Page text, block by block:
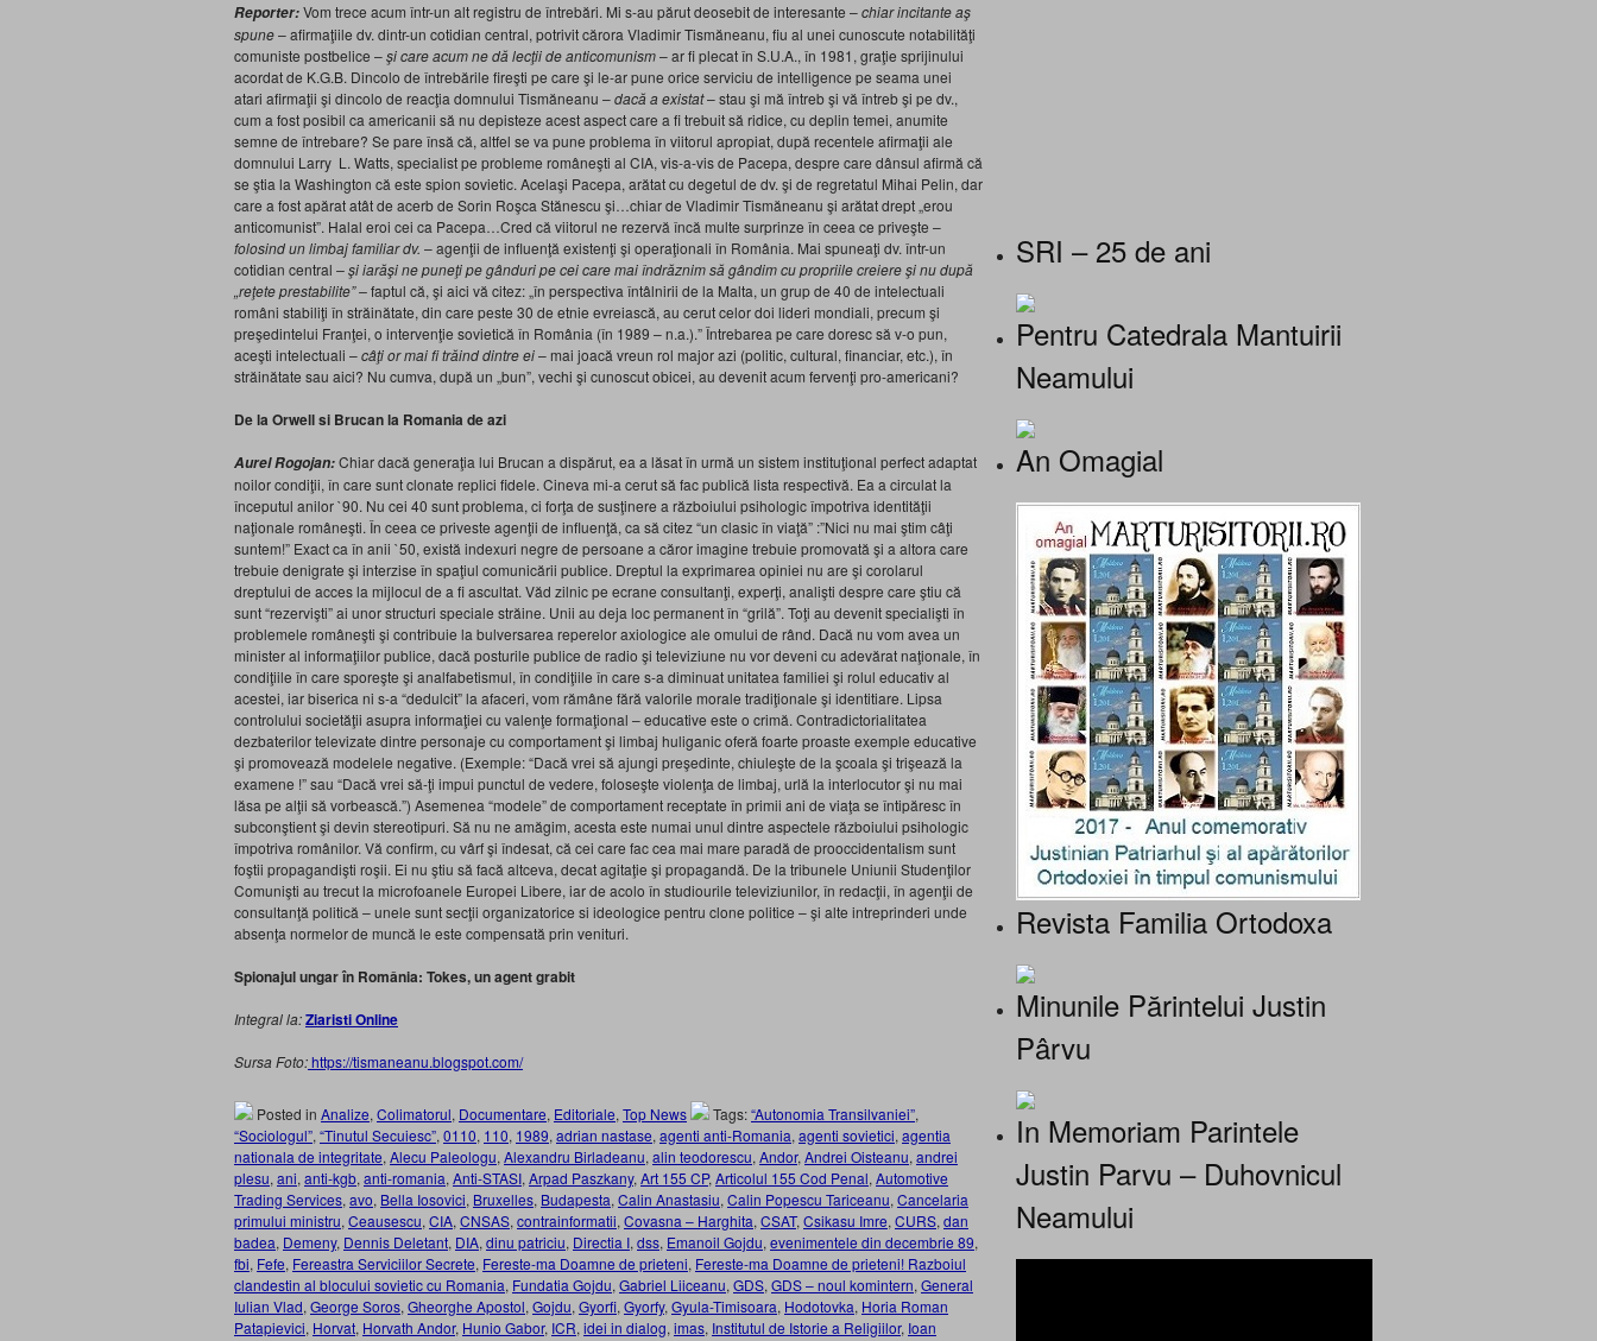
Reporter:Vom trece acum într-un alt registru de întrebări. Mi s-au părut deosebit de interesante –chiar incitante aş
spune– afirmaţiile dv. dintr-un cotidian central, potrivit cărora Vladimir Tismăneanu, fiu al unei cunoscute notabilităţi
comuniste postbelice –şi care acum ne dă lecţii de anticomunism– ar fi plecat în S.U.A., în 1981, graţie sprijinului
acordat de K.G.B. Dincolo de întrebările fireşti pe care şi le-ar pune orice serviciu de intelligence pe seama unei
atari afirmaţii şi dincolo de reacţia domnului Tismăneanu –dacă a existat– stau şi mă întreb şi vă întreb şi pe dv.,
cum a fost posibil ca americanii să nu depisteze acest aspect care a fi trebuit să ridice, cu deplin temei, anumite
semne de întrebare? Se pare însă că, altfel se va pune problema în viitorul apropiat, după recentele afirmaţii ale
domnului Larry L. Watts, specialist pe probleme româneşti al CIA, vis-a-vis de Pacepa, despre care dânsul afirmă că
se ştia la Washington că este spion sovietic. Acelaşi Pacepa, arătat cu degetul de dv. şi de regretatul Mihai Pelin, dar
care a fost apărat atât de acerb de Sorin Roşca Stănescu şi…chiar de Vladimir Tismăneanu şi arătat drept „erou
anticomunist”. Halal eroi cei ca Pacepa…Cred că viitorul ne rezervă încă multe surprinze în ceea ce priveşte –
folosind un limbaj familiar dv. – agenţii de influenţă existenţi şi operaţionali în România. Mai spuneaţi dv. într-un
cotidian central – şi iarăşi ne puneţi pe gânduri pe cei care mai îndrăznim să gândim cu propriile creiere şi nu după
„reţete prestabilite” –faptul că, şi aici vă citez: „în perspectiva întâlnirii de la Malta, un grup de 40 de intelectuali
români stabiliţi în străinătate, din care peste 30 de etnie evreiască, au cerut celor doi lideri mondiali, precum şi
preşedintelui Franţei, o intervenţie sovietică în România (în 1989 – n.a.).” Întrebarea pe care doresc să v-o pun,
aceşti intelectuali –câţi or mai fi trăind dintre ei– mai joacă vreun rol major azi (politic, cultural, financiar, etc.), în
străinătate sau aici? Nu cumva, după un „bun”, vechi şi cunoscut obicei, au devenit acum fervenţi pro-americani?
De la Orwell si Brucan la Romania de azi
Aurel Rogojan:Chiar dacă generaţia lui Brucan a dispărut, ea a lăsat în urmă un sistem instituţional perfect adaptat
noilor condiţii, în care sunt clonate replici fidele. Cineva mi-a cerut să fac publică lista respectivă. Ea a circulat la
începutul anilor `90. Nu cei 40 sunt problema, ci forţa de susţinere a războiului psihologic împotriva identităţii
naţionale româneşti. În ceea ce priveste agenţii de influenţă, ca să citez “un clasic în viaţă” :”Nici nu mai ştim câţi
suntem!” Exact ca în anii `50, există indexuri negre de persoane a căror imagine trebuie promovată şi a altora care
trebuie denigrate şi interzise în spaţiul comunicării publice. Dreptul la exprimarea opiniei nu are şi corolarul
dreptului de acces la mijlocul de a fi ascultat. Văd zilnic pe ecrane consultanţi, experţi, analişti despre care ştiu că
sunt “rezervişti” ai unor structuri speciale străine. Unii au deja loc permanent în “grilă”. Toţi au devenit specialişti în
problemele româneşti şi contribuie la bulversarea reperelor axiologice ale omului de rând. Dacă nu vom avea un
minister al informaţiilor publice, dacă posturile publice de radio şi televiziune nu vor deveni cu adevărat naţionale, în
condiţiile în care sporeşte şi analfabetismul, în condiţiile în care s-a diminuat unitatea familiei şi rolul educativ al
acestei, iar biserica ni s-a “dedulcit” la afaceri, vom rămâne fără valorile morale tradiţionale şi identitiare. Lipsa
controlului societăţii asupra informaţiei cu valenţe formaţional – educative este o crimă. Contradictorialitatea
dezbaterilor televizate dintre personaje cu comportament şi limbaj huliganic oferă foarte proaste exemple educative
şi promovează modelele negative. (Exemple: “Dacă vrei să ajungi preşedinte, chiuleşte de la şcoala şi trişează la
examene !” sau “Dacă vrei să-ţi impui punctul de vedere, foloseşte violenţa de limbaj, urlă la interlocutor şi nu mai
lăsa pe alţii să vorbească.”) Asemenea “modele” de comportament receptate în primii ani de viaţa se întipăresc în
subconştient şi devin stereotipuri. Să nu ne amăgim, acesta este numai unul dintre aspectele războiului psihologic
împotriva românilor. Vă confirm, cu vârf şi îndesat, că cei care fac cea mai mare paradă de prooccidentalism sunt
foştii propagandişti roşii. Ei nu ştiu să facă altceva, decat agitaţie şi propagandă. De la tribunele Uniunii Studenţilor
Comunişti au trecut la microfoanele Europei Libere, iar de acolo în studiourile televiziunilor, în redacţii, în agenţii de
consultanţă politică – unele sunt secţii organizatorice si ideologice pentru clone politice – şi alte intreprinderi unde
absenţa normelor de muncă le este compensată prin venituri.
Spionajul ungar în România: Tokes, un agent grabit
Integral la:Ziaristi Online
Sursa Foto:https://tismaneanu.blogspot.com/
Posted in Analize, Colimatorul, Documentare, Editoriale, Top News Tags:“Autonomia Transilvaniei”,
“Sociologul”, “Tinutul Secuiesc”, 0110, 110, 1989, adrian nastase, agenti anti-Romania, agenti sovietici, agentia
nationala de integritate, Alecu Paleologu, Alexandru Birladeanu, alin teodorescu, Andor, Andrei Oisteanu, andrei
plesu, ani, anti-kgb, anti-romania, Anti-STASI, Arpad Paszkany, Art 155 CP, Articolul 155 Cod Penal, Automotive
Trading Services, avo, Bella Iosovici, Bruxelles, Budapesta, Calin Anastasiu, Calin Popescu Tariceanu, Cancelaria
primului ministru, Ceausescu, CIA, CNSAS, contrainformatii, Covasna – Harghita, CSAT, Csikasu Imre, CURS, dan
badea, Demeny, Dennis Deletant, DIA, dinu patriciu, Directia I, dss, Emanoil Gojdu, evenimentele din decembrie 89,
fbi, Fefe, Fereastra Serviciilor Secrete, Fereste-ma Doamne de prieteni, Fereste-ma Doamne de prieteni! Razboiul
clandestin al blocului sovietic cu Romania, Fundatia Gojdu, Gabriel Liiceanu, GDS, GDS – noul komintern, General
Iulian Vlad, George Soros, Gheorghe Apostol, Gojdu, Gyorfi, Gyorfy, Gyula-Timisoara, Hodotovka, Horia Roman
Patapievici, Horvat, Horvath Andor, Hunio Gabor, ICR, idei in dialog, imas, Institutul de Istorie a Religiilor, Ioan
SRI – 25 de ani
Pentru Catedrala Mantuirii
Neamului
An Omagial
Revista Familia Ortodoxa
Minunile Părintelui Justin
Pârvu
In Memoriam Parintele
Justin Parvu – Duhovnicul
Neamului